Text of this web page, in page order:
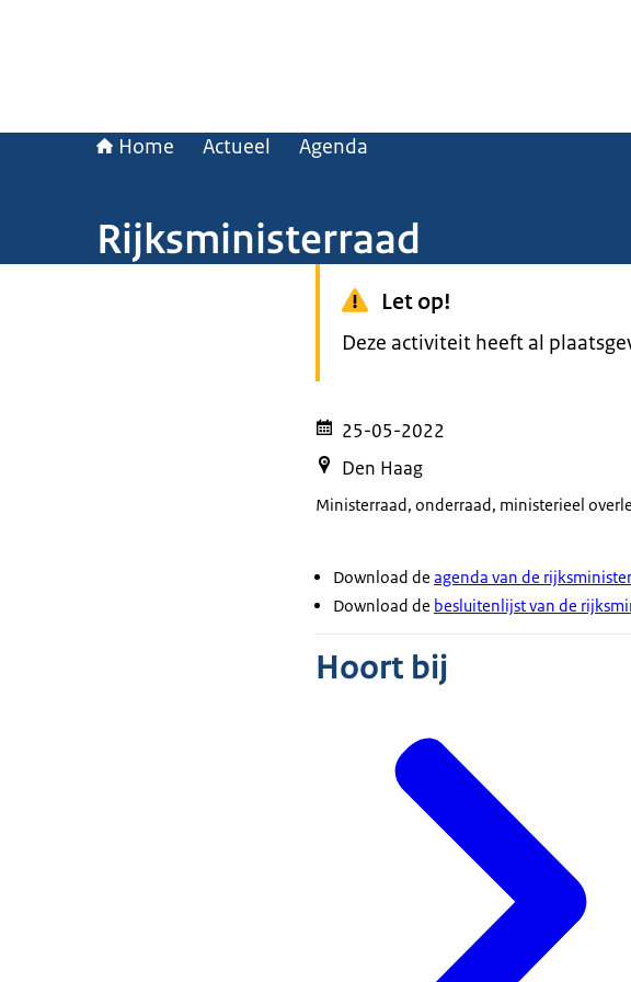
Home Actueel Agenda
Rijksministerraad
Let op!
Deze activiteit heeft al
25-05-2022
Den Haag
Ministerraad, onderraad, ministerieel
Download de agenda van de
Download de besluitenlijst van de
Hoort bij